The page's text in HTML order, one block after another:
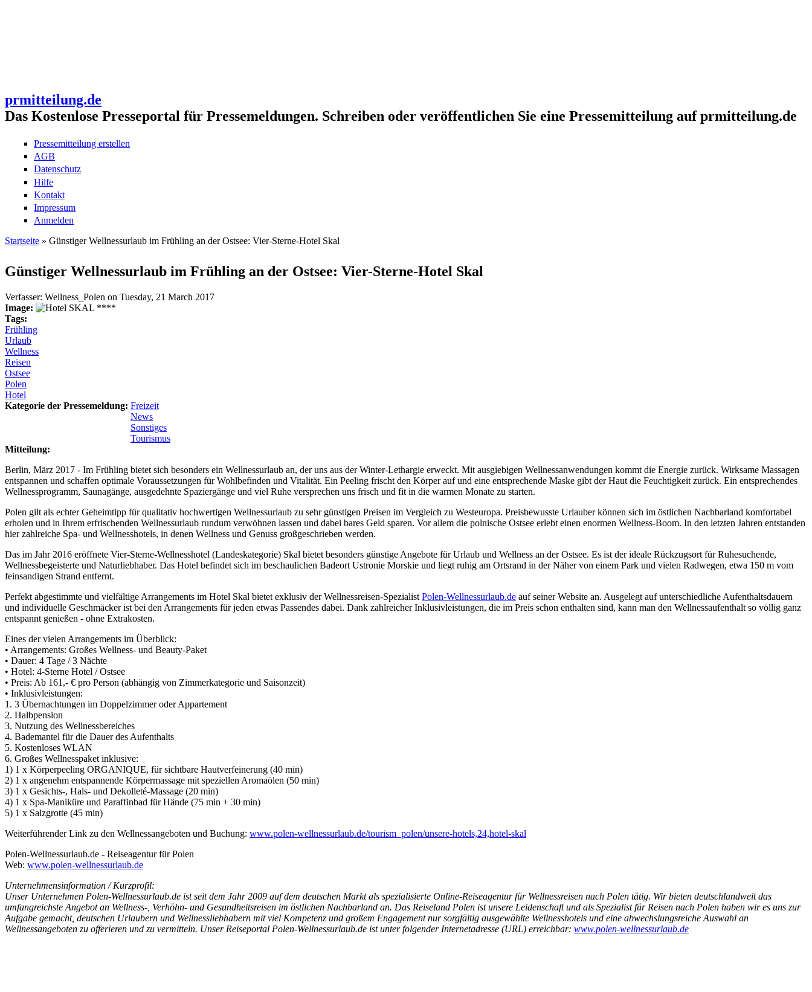
prmitteilung.de
Das Kostenlose Presseportal für Pressemeldungen. Schreiben oder veröffentlichen Sie eine Pressemitteilung auf prmitteilung.de
Pressemitteilung erstellen
AGB
Datenschutz
Hilfe
Kontakt
Impressum
Anmelden
Startseite » Günstiger Wellnessurlaub im Frühling an der Ostsee: Vier-Sterne-Hotel Skal
Günstiger Wellnessurlaub im Frühling an der Ostsee: Vier-Sterne-Hotel Skal
Verfasser: Wellness_Polen on Tuesday, 21 March 2017
Image:
Tags:
Frühling
Urlaub
Wellness
Reisen
Ostsee
Polen
Hotel
Kategorie der Pressemeldung: Freizeit
News
Sonstiges
Tourismus
Mitteilung:
Berlin, März 2017 - Im Frühling bietet sich besonders ein Wellnessurlaub an, der uns aus der Winter-Lethargie erweckt. Mit ausgiebigen Wellnessanwendungen kommt die Energie zurück. Wirksame Massagen
entspannen und schaffen optimale Voraussetzungen für Wohlbefinden und Vitalität. Ein Peeling frischt den Körper auf und eine entsprechende Maske gibt der Haut die Feuchtigkeit zurück. Ein entsprechendes
Wellnessprogramm, Saunagänge, ausgedehnte Spaziergänge und viel Ruhe versprechen uns frisch und fit in die warmen Monate zu starten.
Polen gilt als echter Geheimtipp für qualitativ hochwertigen Wellnessurlaub zu sehr günstigen Preisen im Vergleich zu Westeuropa. Preisbewusste Urlauber können sich im östlichen Nachbarland komfortabel
erholen und in Ihrem erfrischenden Wellnessurlaub rundum verwöhnen lassen und dabei bares Geld sparen. Vor allem die polnische Ostsee erlebt einen enormen Wellness-Boom. In den letzten Jahren entstanden
hier zahlreiche Spa- und Wellnesshotels, in denen Wellness und Genuss großgeschrieben werden.
Das im Jahr 2016 eröffnete Vier-Sterne-Wellnesshotel (Landeskategorie) Skal bietet besonders günstige Angebote für Urlaub und Wellness an der Ostsee. Es ist der ideale Rückzugsort für Ruhesuchende,
Wellnessbegeisterte und Naturliebhaber. Das Hotel befindet sich im beschaulichen Badeort Ustronie Morskie und liegt ruhig am Ortsrand in der Näher von einem Park und vielen Radwegen, etwa 150 m vom
feinsandigen Strand entfernt.
Perfekt abgestimmte und vielfältige Arrangements im Hotel Skal bietet exklusiv der Wellnessreisen-Spezialist Polen-Wellnessurlaub.de auf seiner Website an. Ausgelegt auf unterschiedliche Aufenthaltsdauern
und individuelle Geschmäcker ist bei den Arrangements für jeden etwas Passendes dabei. Dank zahlreicher Inklusivleistungen, die im Preis schon enthalten sind, kann man den Wellnessaufenthalt so völlig ganz
entspannt genießen - ohne Extrakosten.
Eines der vielen Arrangements im Überblick:
• Arrangements: Großes Wellness- und Beauty-Paket
• Dauer: 4 Tage / 3 Nächte
• Hotel: 4-Sterne Hotel / Ostsee
• Preis: Ab 161,- € pro Person (abhängig von Zimmerkategorie und Saisonzeit)
• Inklusivleistungen:
1. 3 Übernachtungen im Doppelzimmer oder Appartement
2. Halbpension
3. Nutzung des Wellnessbereiches
4. Bademantel für die Dauer des Aufenthalts
5. Kostenloses WLAN
6. Großes Wellnesspaket inklusive:
1) 1 x Körperpeeling ORGANIQUE, für sichtbare Hautverfeinerung (40 min)
2) 1 x angenehm entspannende Körpermassage mit speziellen Aromaölen (50 min)
3) 1 x Gesichts-, Hals- und Dekolleté-Massage (20 min)
4) 1 x Spa-Maniküre und Paraffinbad für Hände (75 min + 30 min)
5) 1 x Salzgrotte (45 min)
Weiterführender Link zu den Wellnessangeboten und Buchung: www.polen-wellnessurlaub.de/tourism_polen/unsere-hotels,24,hotel-skal
Polen-Wellnessurlaub.de - Reiseagentur für Polen
Web: www.polen-wellnessurlaub.de
Unternehmensinformation / Kurzprofil:
Unser Unternehmen Polen-Wellnessurlaub.de ist seit dem Jahr 2009 auf dem deutschen Markt als spezialisierte Online-Reiseagentur für Wellnessreisen nach Polen tätig. Wir bieten deutschlandweit das
umfangreichste Angebot an Wellness-, Verhöhn- und Gesundheitsreisen im östlichen Nachbarland an. Das Reiseland Polen ist unsere Leidenschaft und als Spezialist für Reisen nach Polen haben wir es uns zur
Aufgabe gemacht, deutschen Urlaubern und Wellnessliebhabern mit viel Kompetenz und großem Engagement nur sorgfältig ausgewählte Wellnesshotels und eine abwechslungsreiche Auswahl an
Wellnessangeboten zu offerieren und zu vermitteln. Unser Reiseportal Polen-Wellnessurlaub.de ist unter folgender Internetadresse (URL) erreichbar: www.polen-wellnessurlaub.de